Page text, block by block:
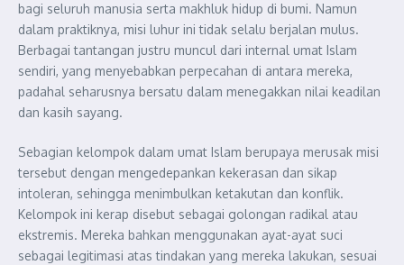
bagi seluruh manusia serta makhluk hidup di bumi. Namun
dalam praktiknya, misi luhur ini tidak selalu berjalan mulus.
Berbagai tantangan justru muncul dari internal umat Islam
sendiri, yang menyebabkan perpecahan di antara mereka,
padahal seharusnya bersatu dalam menegakkan nilai keadilan
dan kasih sayang.
Sebagian kelompok dalam umat Islam berupaya merusak misi
tersebut dengan mengedepankan kekerasan dan sikap
intoleran, sehingga menimbulkan ketakutan dan konflik.
Kelompok ini kerap disebut sebagai golongan radikal atau
ekstremis. Mereka bahkan menggunakan ayat-ayat suci
sebagai legitimasi atas tindakan yang mereka lakukan, sesuai